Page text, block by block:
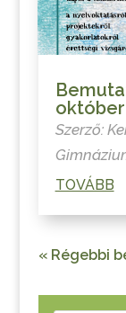
október
Szerző:
TOVÁBB
« Régebbi